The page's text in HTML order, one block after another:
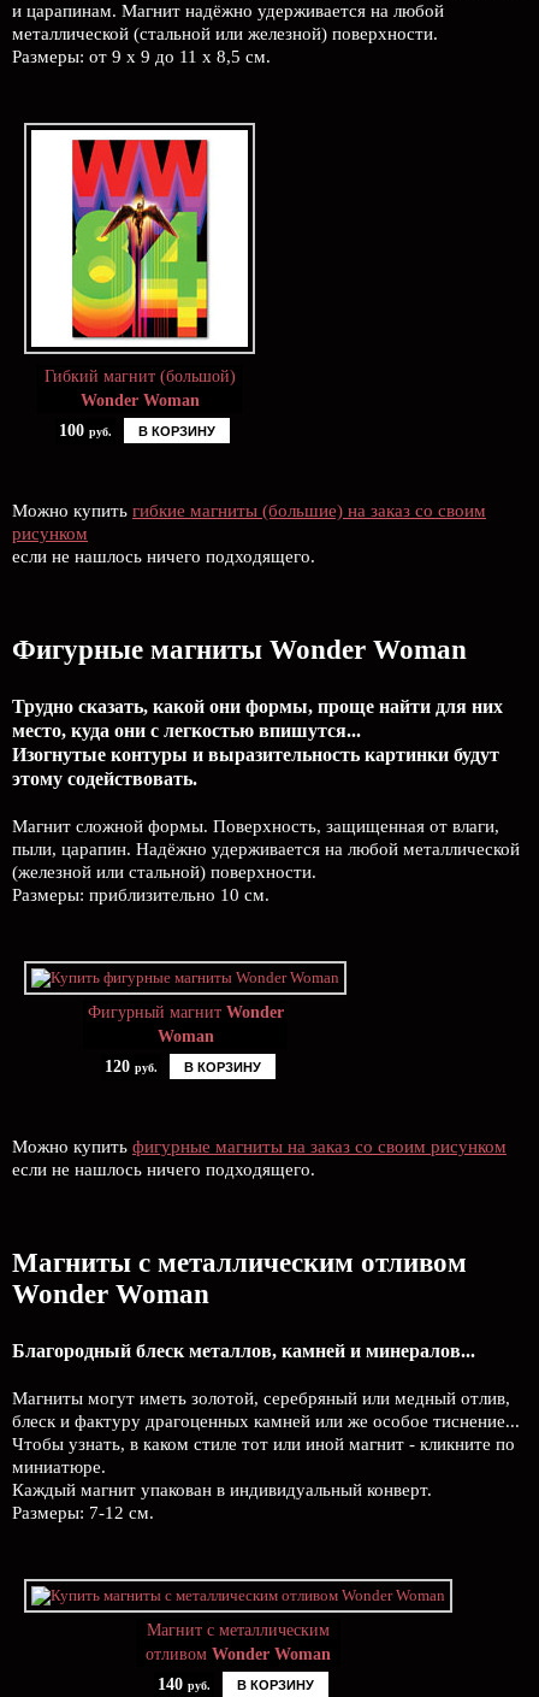
и царапинам. Магнит надёжно удерживается на любой
металлической (стальной или железной) поверхности.
Размеры: от 9 х 9 до 11 х 8,5 см.
Гибкий магнит (большой)
Wonder Woman
100 руб. В КОРЗИНУ
Можно купить гибкие магниты (большие) на заказ со своим
рисунком
если не нашлось ничего подходящего.
Фигурные магниты Wonder Woman
Трудно сказать, какой они формы, проще найти для них
место, куда они с легкостью впишутся...
Изогнутые контуры и выразительность картинки будут
этому содействовать.
Магнит сложной формы. Поверхность, защищенная от влаги,
пыли, царапин. Надёжно удерживается на любой металлической
(железной или стальной) поверхности.
Размеры: приблизительно 10 см.
Фигурный магнит Wonder
Woman
120 руб. В КОРЗИНУ
Можно купить фигурные магниты на заказ со своим рисунком
если не нашлось ничего подходящего.
Магниты с металлическим отливом
Wonder Woman
Благородный блеск металлов, камней и минералов...
Магниты могут иметь золотой, серебряный или медный отлив,
блеск и фактуру драгоценных камней или же особое тиснение...
Чтобы узнать, в каком стиле тот или иной магнит - кликните по
миниатюре.
Каждый магнит упакован в индивидуальный конверт.
Размеры: 7-12 см.
Магнит с металлическим
отливом Wonder Woman
140 руб. В КОРЗИНУ